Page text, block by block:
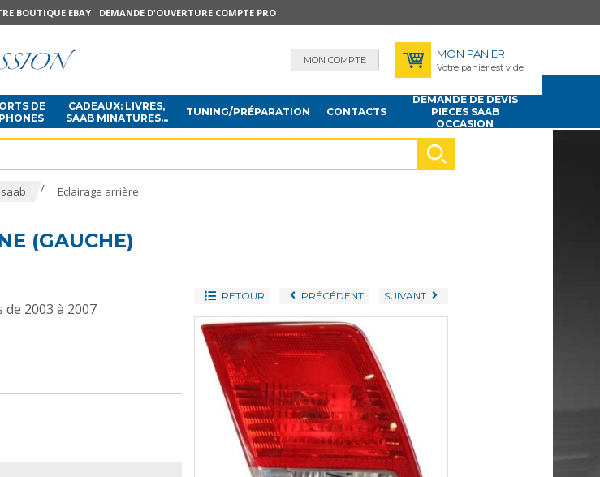
BOUTIQUE EBAY DEMANDE D'OUVERTURE COMPTE PRO
MON COMPTE MON PANIER
Votre panier est vide
DE
CADEAUX: LIVRES,
SAAB MINATURES...
TUNING/PRÉPARATION CONTACTS
DEMANDE DE DEVIS
PIECES SAAB
OCCASION
/ Eclairage arrière
(GAUCHE)
RETOUR PRÉCÉDENT SUIVANT
2003 à 2007